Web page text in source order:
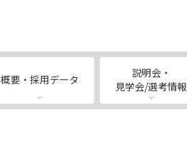
概要・採用データ
説明会・
見学会/選考情報